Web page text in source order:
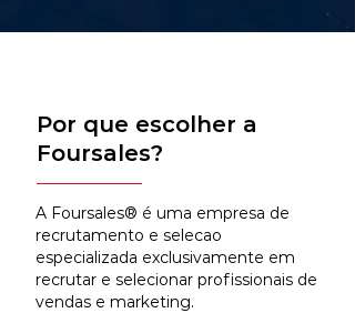
Por que escolher a
Foursales?
A Foursales® é uma empresa de
recrutamento e selecao
especializada exclusivamente em
recrutar e selecionar profissionais de
vendas e marketing.